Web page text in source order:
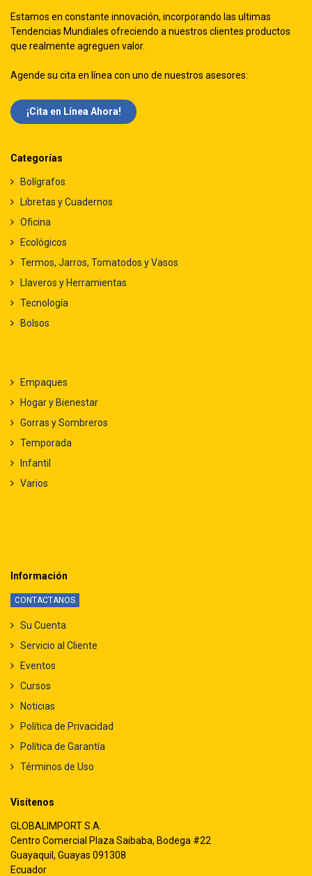
Estamos en constante innovación, incorporando las ultimas
Tendencias Mundiales ofreciendo a nuestros clientes productos
que realmente agreguen valor.
Agende su cita en línea con uno de nuestros asesores:
¡Cita en Línea Ah​​ora!
Categorías
Bolígrafos
Libretas y Cuadernos
Oficina
Ecológicos
Termos, Jarros, Tomatodos y Vasos
Llaveros y Herramientas
Tecnología
Bolsos
Empaques
Hogar y Bienestar
Gorras y Sombreros
Temporada
Infantil
Varios
Información
CONTACTANOS
Su Cuenta
Servicio al Cliente
Eventos
Cursos
Noticias
Política de Privacidad
Política de Garantía
Términos de Uso
Visítenos
GLOBALIMPORT S.A.
Centro Comercial Plaza Saibaba, Bodega #22
Guayaquil, Guayas 091308
Ecuador